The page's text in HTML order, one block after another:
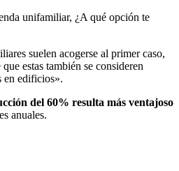
unifamiliar, ¿A qué opción te
suelen acogerse al primer caso,
estas también se consideren
en edificios».
del 60% resulta más ventajoso
anuales.